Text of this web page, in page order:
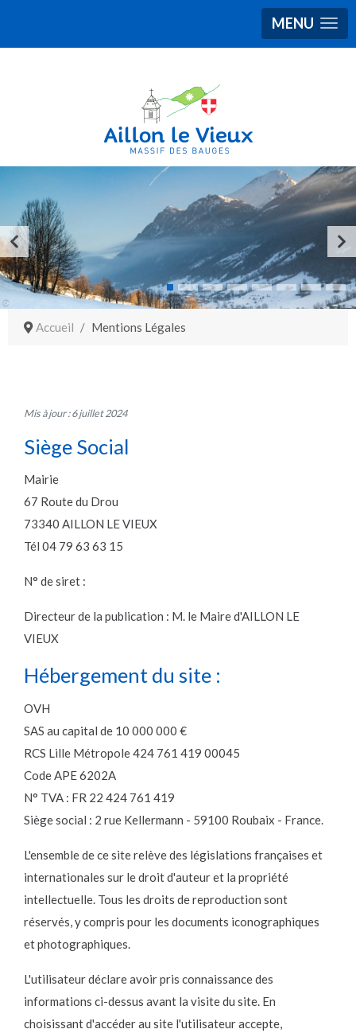
MENU
Accueil Mentions Légales
Mis à jour : 6 juillet 2024
Siège Social
Mairie
67 Route du Drou
73340 AILLON LE VIEUX
Tél 04 79 63 63 15
N° de siret :
Directeur de la publication : M. le Maire d'AILLON LE
VIEUX
Hébergement du site :
OVH
SAS au capital de 10 000 000 €
RCS Lille Métropole 424 761 419 00045
Code APE 6202A
N° TVA : FR 22 424 761 419
Siège social : 2 rue Kellermann - 59100 Roubaix - France.
L'ensemble de ce site relève des législations françaises et
internationales sur le droit d'auteur et la propriété
intellectuelle. Tous les droits de reproduction sont
réservés, y compris pour les documents iconographiques
et photographiques.
L'utilisateur déclare avoir pris connaissance des
informations ci-dessus avant la visite du site. En
choisissant d'accéder au site l'utilisateur accepte,